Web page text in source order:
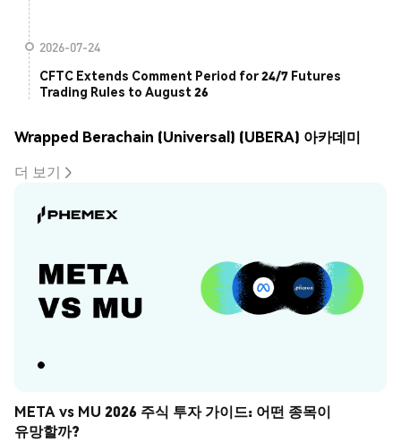
2026-07-24
CFTC Extends Comment Period for 24/7 Futures
Trading Rules to August 26
Wrapped Berachain (Universal) (UBERA) 아카데미
더 보기
META vs MU 2026 주식 투자 가이드: 어떤 종목이
유망할까?